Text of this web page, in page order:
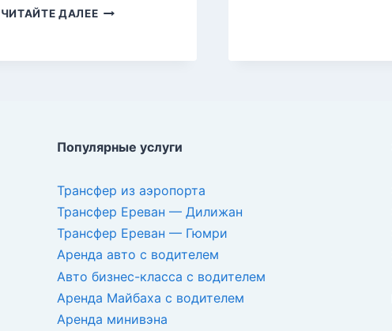
ЧИТАЙТЕ ДАЛЕЕХНДЗОРЕСК
ГОРОД
Популярные услуги
Трансфер из аэропорта
Трансфер Ереван — Дилижан
Трансфер Ереван — Гюмри
Аренда авто с водителем
Авто бизнес-класса с водителем
Аренда Майбаха с водителем
Аренда минивэна